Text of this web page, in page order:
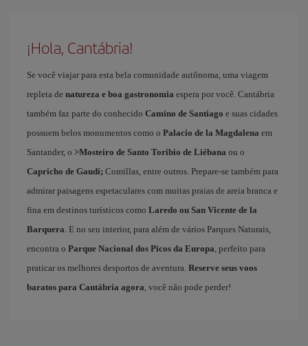
¡Hola, Cantábria!
Se você viajar para esta bela comunidade autônoma, uma viagem
repleta de natureza e boa gastronomia espera por você. Cantábria
também faz parte do conhecido Camino de Santiago e suas cidades
possuem belos monumentos como o Palacio de la Magdalena em
Santander, o >Mosteiro de Santo Toribio de Liébana ou o
Capricho de Gaudí; Comillas, entre outros. Prepare-se também para
admirar paisagens espetaculares com muitas praias de areia branca e
fina em destinos turísticos como Laredo ou San Vicente de la
Barquera . E no seu interior, para além de vários Parques Naturais,
encontra o Parque Nacional dos Picos da Europa , perfeito para
praticar os melhores desportos de aventura. Reserve seus voos
baratos para Cantábria agora , você não pode perder!